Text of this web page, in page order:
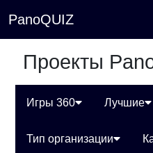
PanoQUIZ
Проекты
Игры 360 Лучшие
Тип организации